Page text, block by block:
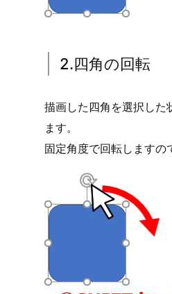
※アールの大きさは、後
2.四角の回転
描画した四角を選択した